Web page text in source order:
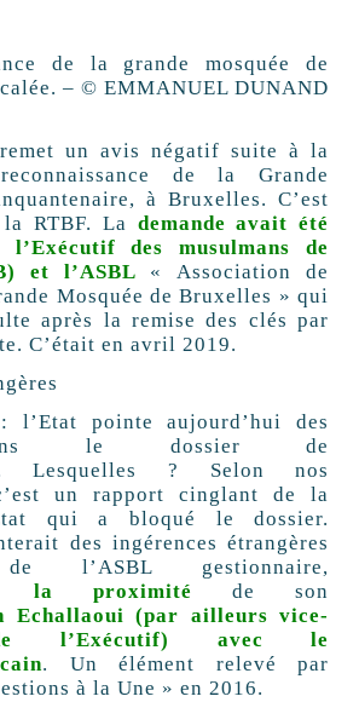
de la grande mosquée de
– © EMMANUEL DUNAND
remet un avis négatif suite à la
de la Grande
à Bruxelles. C’est
RTBF. La demande avait été
des musulmans de
et l’ASBL « Association de
Mosquée de Bruxelles » qui
après la remise des clés par
C’était en avril 2019.
l’Etat pointe aujourd’hui des
le dossier de
Lesquelles ? Selon nos
un rapport cinglant de la
qui a bloqué le dossier.
des ingérences étrangères
l’ASBL gestionnaire,
la proximité
de son
Echallaoui (par ailleurs vice-
l’Exécutif) avec le
. Un élément relevé par
à la Une » en 2016.